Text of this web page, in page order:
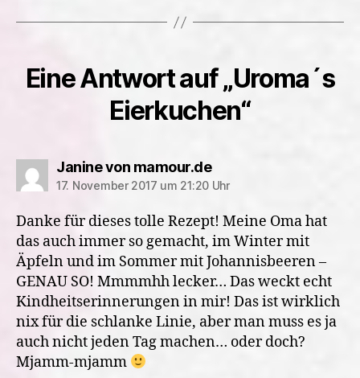
Eine Antwort auf „Uroma´s
Eierkuchen“
Janine von mamour.desagt:
17. November 2017 um 21:20 Uhr
Danke für dieses tolle Rezept! Meine Oma hat
das auch immer so gemacht, im Winter mit
Äpfeln und im Sommer mit Johannisbeeren –
GENAU SO! Mmmmhh lecker… Das weckt echt
Kindheitserinnerungen in mir! Das ist wirklich
nix für die schlanke Linie, aber man muss es ja
auch nicht jeden Tag machen… oder doch?
Mjamm-mjamm